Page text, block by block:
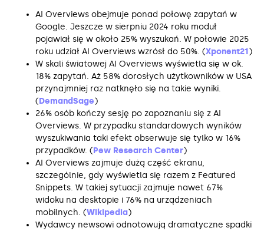
AI Overviews obejmuje ponad połowę zapytań w
Google. Jeszcze w sierpniu 2024 roku moduł
pojawiał się w około 25% wyszukań. W połowie 2025
roku udział AI Overviews wzrósł do 50%. (Xponent21)
W skali światowej AI Overviews wyświetla się w ok.
18% zapytań. Aż 58% dorosłych użytkowników w USA
przynajmniej raz natknęło się na takie wyniki.
(DemandSage)
26% osób kończy sesję po zapoznaniu się z AI
Overviews. W przypadku standardowych wyników
wyszukiwania taki efekt obserwuje się tylko w 16%
przypadków. (Pew Research Center)
AI Overviews zajmuje dużą część ekranu,
szczególnie, gdy wyświetla się razem z Featured
Snippets. W takiej sytuacji zajmuje nawet 67%
widoku na desktopie i 76% na urządzeniach
mobilnych. (Wikipedia)
Wydawcy newsowi odnotowują dramatyczne spadki